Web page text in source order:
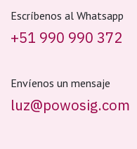
Escríbenos al Whatsapp
+51 990 990 372
Envíenos un mensaje
luz@powosig.com